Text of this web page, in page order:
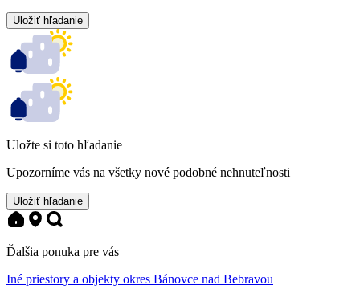
Uložiť hľadanie
Uložte si toto hľadanie
Upozorníme vás na všetky nové podobné nehnuteľnosti
Uložiť hľadanie
Ďalšia ponuka pre vás
Iné priestory a objekty okres Bánovce nad Bebravou